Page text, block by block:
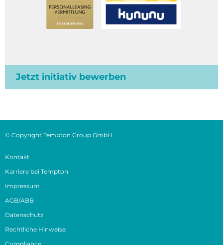
Jetzt initiativ bewerben
© Copyright Tempton Group GmbH
Kontakt
Karriere bei Tempton
Impressum
AGB/ABB
Datenschutz
Rechtliche Hinweise